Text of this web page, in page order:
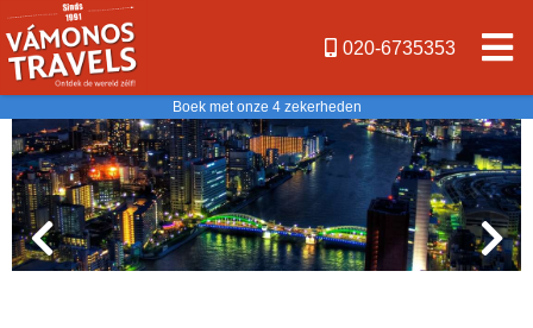
020-6735353
Boek met onze 4 zekerheden